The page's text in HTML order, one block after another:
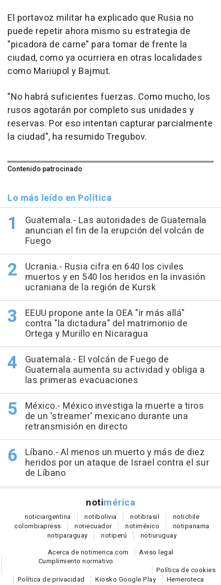
El portavoz militar ha explicado que Rusia no
puede repetir ahora mismo su estrategia de
"picadora de carne" para tomar de frente la
ciudad, como ya ocurriera en otras localidades
como Mariupol y Bajmut.
"No habrá suficientes fuerzas. Como mucho, los
rusos agotarán por completo sus unidades y
reservas. Por eso intentan capturar parcialmente
la ciudad", ha resumido Tregubov.
Contenido patrocinado
Lo más leído en Política
Guatemala.- Las autoridades de Guatemala
anuncian el fin de la erupción del volcán de
Fuego
Ucrania.- Rusia cifra en 640 los civiles
muertos y en 540 los heridos en la invasión
ucraniana de la región de Kursk
EEUU propone ante la OEA "ir más allá"
contra "la dictadura" del matrimonio de
Ortega y Murillo en Nicaragua
Guatemala.- El volcán de Fuego de
Guatemala aumenta su actividad y obliga a
las primeras evacuaciones
México.- México investiga la muerte a tiros
de un 'streamer' mexicano durante una
retransmisión en directo
Líbano.- Al menos un muerto y más de diez
heridos por un ataque de Israel contra el sur
de Líbano
notimérica
noticiargentina notibolivia notibrasil notichile
colombiapress notiecuador notiméxico notipanama
notiparaguay notiperú notiuruguay
Acerca de notimerica.com
Aviso legal
Cumplimiento normativo
Política de cookies
Política de privacidad
Kiosko Google Play
Hemeroteca